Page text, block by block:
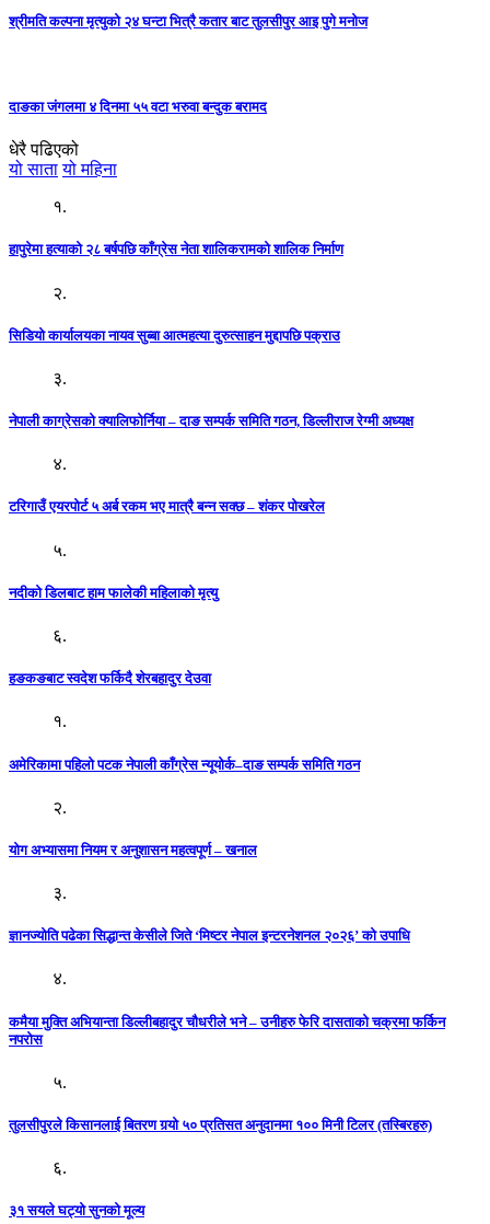
श्रीमति कल्पना मृत्युको २४ घन्टा भित्रै कतार बाट तुलसीपुर आइ पुगे मनोज
दाङका जंगलमा ४ दिनमा ५५ वटा भरुवा बन्दुक बरामद
धेरै पढिएको
यो साता यो महिना
१.
हापुरेमा हत्याको २८ बर्षपछि काँग्रेस नेता शालिकरामको शालिक निर्माण
२.
सिडियो कार्यालयका नायव सुब्बा आत्महत्या दुरुत्साहन मुद्दापछि पक्राउ
३.
नेपाली काग्रेसको क्यालिफोर्निया – दाङ सम्पर्क समिति गठन, डिल्लीराज रेग्मी अध्यक्ष
४.
टरिगाउँ एयरपोर्ट ५ अर्ब रकम भए मात्रै बन्न सक्छ – शंकर पोखरेल
५.
नदीको डिलबाट हाम फालेकी महिलाको मृत्यु
६.
हङकङबाट स्वदेश फर्किदै शेरबहादुर देउवा
१.
अमेरिकामा पहिलो पटक नेपाली काँग्रेस न्यूयोर्क–दाङ सम्पर्क समिति गठन
२.
योग अभ्यासमा नियम र अनुशासन महत्वपूर्ण – खनाल
३.
ज्ञानज्योति पढेका सिद्धान्त केसीले जिते ‘मिष्टर नेपाल इन्टरनेशनल २०२६’ को उपाधि
४.
कमैया मुक्ति अभियान्ता डिल्लीबहादुर चौधरीले भने – उनीहरु फेरि दासताको चक्रमा फर्किन
नपरोस
५.
तुलसीपुरले किसानलाई बितरण गर्‍यो ५० प्रतिसत अनुदानमा १०० मिनी टिलर (तस्बिरहरु)
६.
३१ सयले घट्यो सुनको मूल्य